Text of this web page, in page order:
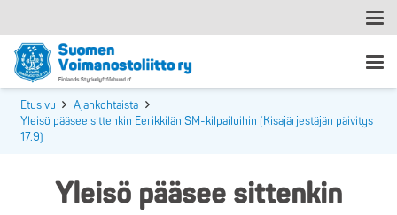
Etusivu
Ajankohtaista
Yleisö pääsee sittenkin Eerikkilän SM-kilpailuihin (Kisajärjestäjän päivitys
17.9)
Yleisö pääsee sittenkin